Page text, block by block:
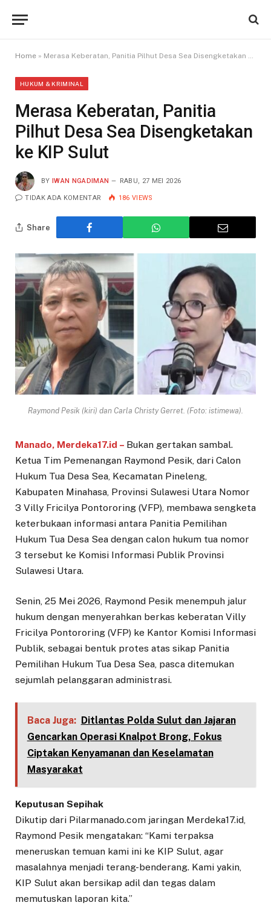
Home » Merasa Keberatan, Panitia Pilhut Desa Sea Disengketakan ke KIP Sulut
HUKUM & KRIMINAL
Merasa Keberatan, Panitia
Pilhut Desa Sea Disengketakan
ke KIP Sulut
BY IWAN NGADIMAN RABU, 27 MEI 2026
TIDAK ADA KOMENTAR 186 VIEWS
Share
Raymond Pesik (kiri) dan Carla Christy Gerret. (Foto: istimewa).
Manado, Merdeka17.id – Bukan gertakan sambal.
Ketua Tim Pemenangan Raymond Pesik, dari Calon
Hukum Tua Desa Sea, Kecamatan Pineleng,
Kabupaten Minahasa, Provinsi Sulawesi Utara Nomor
3 Villy Fricilya Pontororing (VFP), membawa sengketa
keterbukaan informasi antara Panitia Pemilihan
Hukum Tua Desa Sea dengan calon hukum tua nomor
3 tersebut ke Komisi Informasi Publik Provinsi
Sulawesi Utara.
Senin, 25 Mei 2026, Raymond Pesik menempuh jalur
hukum dengan menyerahkan berkas keberatan Villy
Fricilya Pontororing (VFP) ke Kantor Komisi Informasi
Publik, sebagai bentuk protes atas sikap Panitia
Pemilihan Hukum Tua Desa Sea, pasca ditemukan
sejumlah pelanggaran administrasi.
Baca Juga: Ditlantas Polda Sulut dan Jajaran
Gencarkan Operasi Knalpot Brong, Fokus
Ciptakan Kenyamanan dan Keselamatan
Masyarakat
Keputusan Sepihak
Dikutip dari Pilarmanado.com jaringan Merdeka17.id,
Raymond Pesik mengatakan: “Kami terpaksa
meneruskan temuan kami ini ke KIP Sulut, agar
masalahnya menjadi terang-benderang. Kami yakin,
KIP Sulut akan bersikap adil dan tegas dalam
memutuskan laporan kita.”